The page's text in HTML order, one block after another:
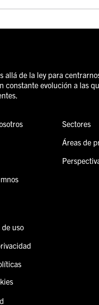
allá de la ley para
constante evolución a las
Sectores
Áreas de
uso